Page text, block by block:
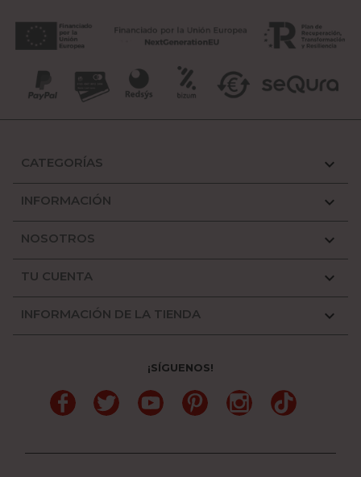
CATEGORÍAS 
INFORMACIÓN 
NOSOTROS 
TU CUENTA 
INFORMACIÓN DE LA TIENDA 
¡SÍGUENOS!
FacebookTwitter YouTube PinterestInstagramTikTok